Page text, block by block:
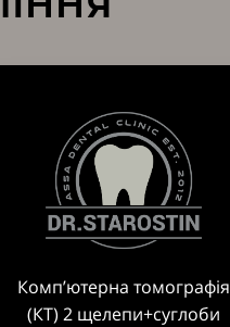
Комп’ютерна томографія
(КТ) 2 щелепи+суглоби